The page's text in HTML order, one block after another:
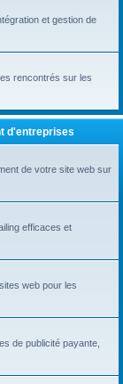
et gestion de
rencontrés sur les
d'entreprises
de votre site web sur
efficaces et
web pour les
de publicité payante,